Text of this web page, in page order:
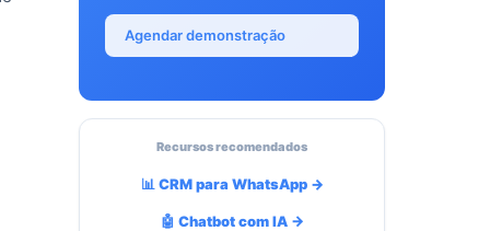
Agendar demonstração
Recursos recomendados
📊 CRM para WhatsApp →
🤖 Chatbot com IA →